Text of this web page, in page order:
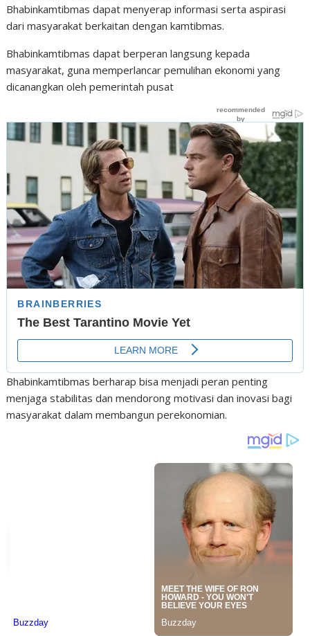
Bhabinkamtibmas dapat menyerap informasi serta aspirasi
dari masyarakat berkaitan dengan kamtibmas.
Bhabinkamtibmas dapat berperan langsung kepada
masyarakat, guna memperlancar pemulihan ekonomi yang
dicanangkan oleh pemerintah pusat
Bhabinkamtibmas berharap bisa menjadi peran penting
menjaga stabilitas dan mendorong motivasi dan inovasi bagi
masyarakat dalam membangun perekonomian.